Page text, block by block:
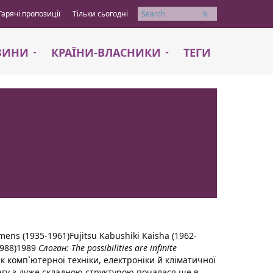
КРАЇНИ-ВЛАСНИКИ ТЕГИ
пропозиції Тільки сьогодні Пошук
(1935-1961)Fujitsu Kabushiki Kaisha (1962-
Слоган: The possibilities are infinite
техніки, електроніки й кліматичної